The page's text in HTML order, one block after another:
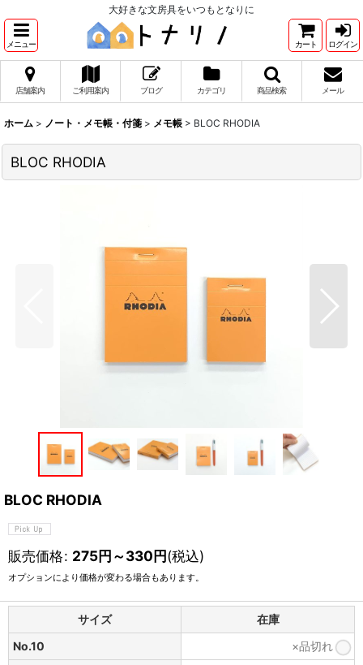
大好きな文房具をいつもとなりに
メニュー カート ログイン
店舗案内 ご利用案内 ブログ カテゴリ 商品検索 メール
ホーム > ノート・メモ帳・付箋 > メモ帳 > BLOC RHODIA
BLOC RHODIA
BLOC RHODIA
販売価格: 275円～330円(税込)
オプションにより価格が変わる場合もあります。
サイズ
在庫
No.10
×品切れ